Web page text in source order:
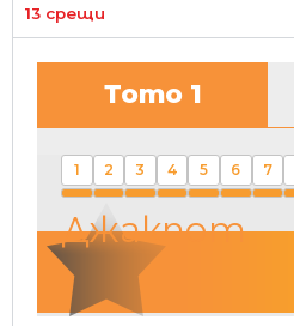
13 срещи
Тото 1
1 2 3 4 5 6 7
Джакпот